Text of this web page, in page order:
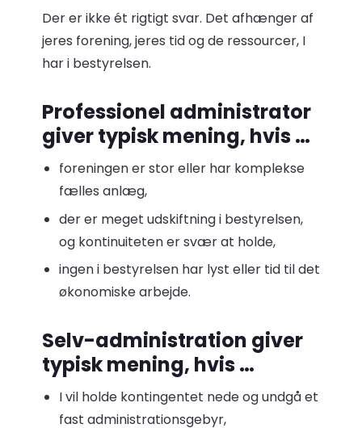
Der er ikke ét rigtigt svar. Det afhænger af
jeres forening, jeres tid og de ressourcer, I
har i bestyrelsen.
Professionel administrator
giver typisk mening, hvis …
foreningen er stor eller har komplekse
fælles anlæg,
der er meget udskiftning i bestyrelsen,
og kontinuiteten er svær at holde,
ingen i bestyrelsen har lyst eller tid til det
økonomiske arbejde.
Selv-administration giver
typisk mening, hvis …
I vil holde kontingentet nede og undgå et
fast administrationsgebyr,